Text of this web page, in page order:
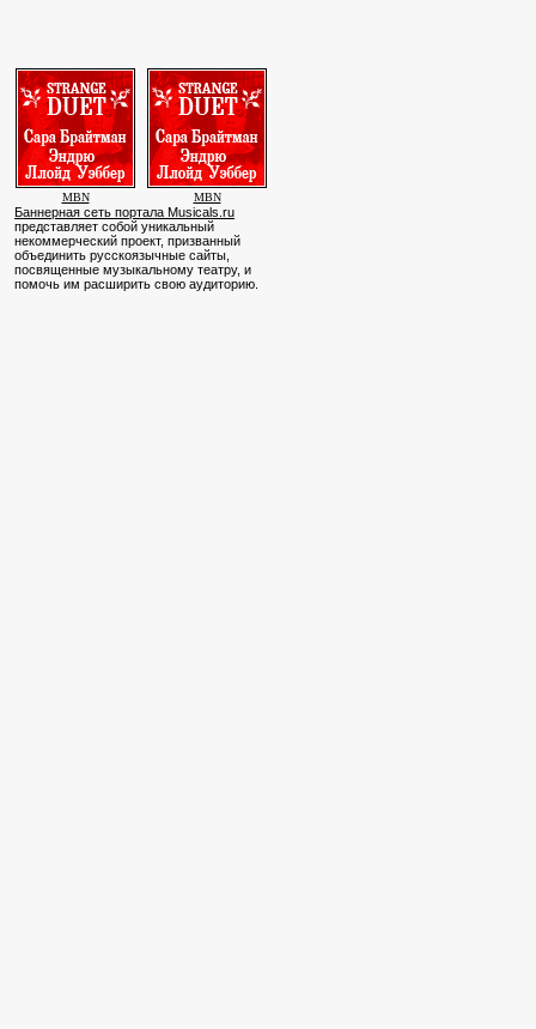
MBN MBN
Баннерная сеть портала Musicals.ru
представляет собой уникальный
некоммерческий проект, призванный
объединить русскоязычные сайты,
посвященные музыкальному театру, и
помочь им расширить свою аудиторию.